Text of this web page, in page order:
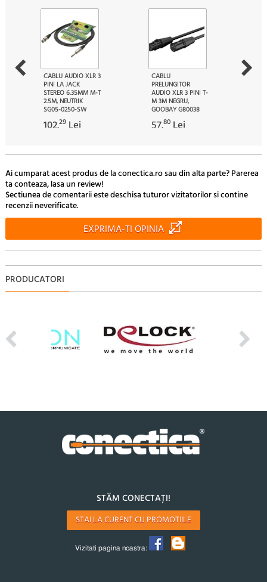
CABLU AUDIO XLR 3
PINI LA JACK
STEREO 6.35MM M-T
2.5M, NEUTRIK
SG05-0250-SW
102.29 Lei
CABLU
PRELUNGITOR
AUDIO XLR 3 PINI T-
M 3M NEGRU,
GOOBAY G80038
57.80 Lei
Ai cumparat acest produs de la conectica.ro sau din alta parte? Parerea
ta conteaza, lasa un review!
Sectiunea de comentarii este deschisa tuturor vizitatorilor si contine
recenzii neverificate.
EXPRIMA-TI OPINIA
PRODUCATORI
STĂM CONECTAȚI!
STAI LA CURENT CU PROMOTIILE
Vizitati pagina noastra: